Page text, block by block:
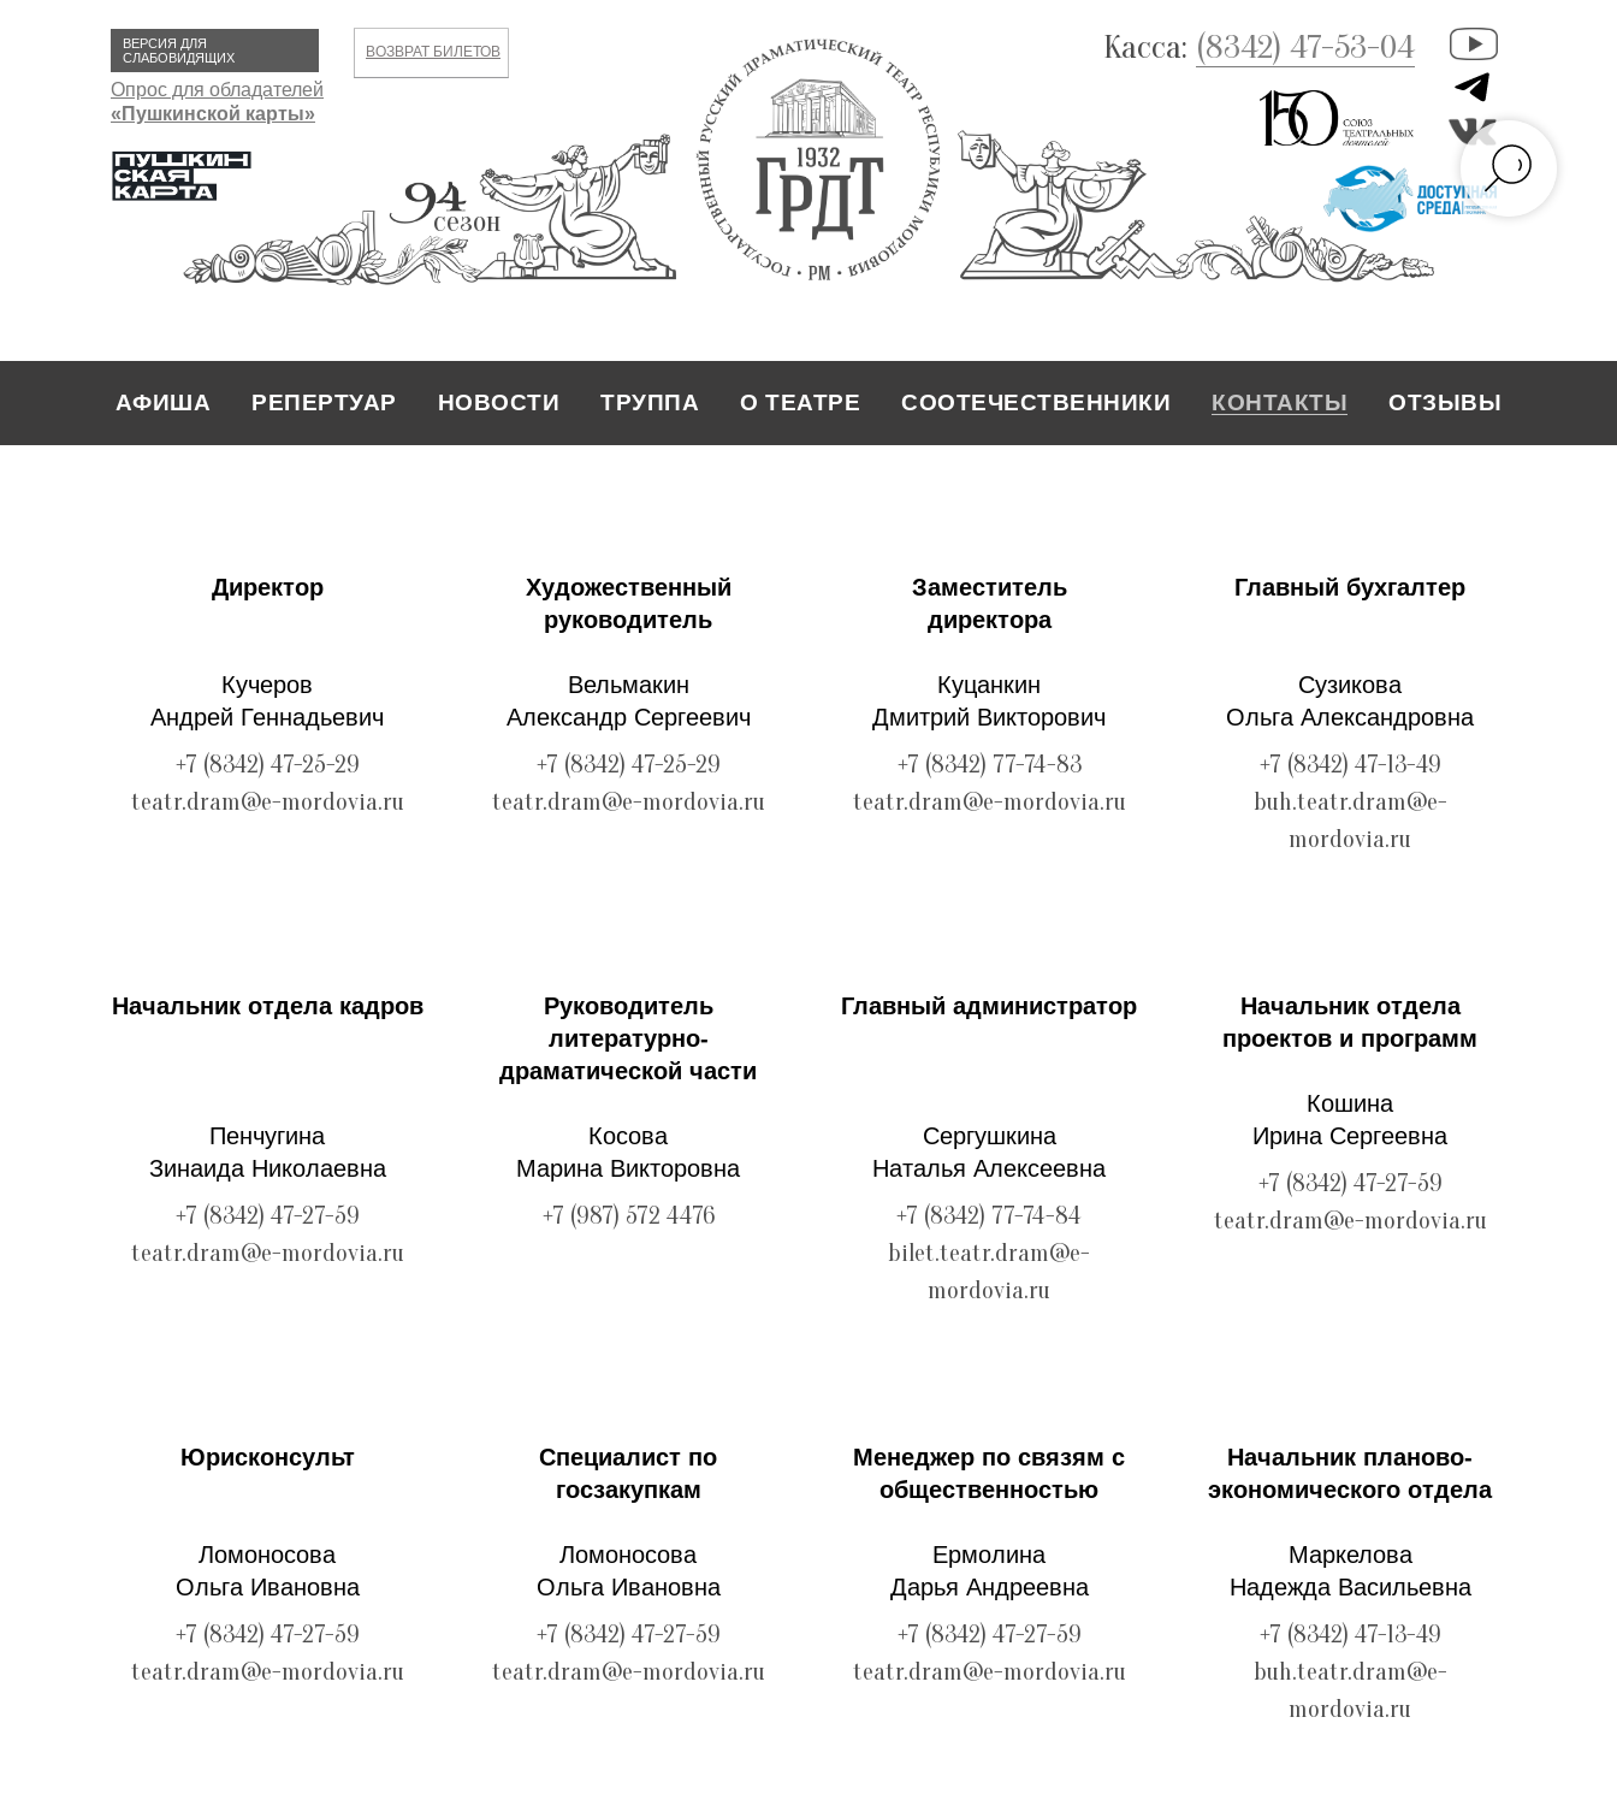
Касса: (8342) 47-53-04
ВЕРСИЯ ДЛЯ
СЛАБОВИДЯЩИХ
Опрос для обладателей
«Пушкинской карты»
ВОЗВРАТ БИЛЕТОВ
сезон
АФИША РЕПЕРТУАР НОВОСТИ ТРУППА О ТЕАТРЕ СООТЕЧЕСТВЕННИКИ КОНТАКТЫ ОТЗЫВЫ
Директор
Кучеров
Андрей Геннадьевич
+7 (8342) 47-25-29
teatr.dram@e-mordovia.ru
Художественный
руководитель
Вельмакин
Александр Сергеевич
+7 (8342) 47-25-29
teatr.dram@e-mordovia.ru
Заместитель
директора
Куцанкин
Дмитрий Викторович
+7 (8342) 77-74-83
teatr.dram@e-mordovia.ru
Главный бухгалтер
Сузикова
Ольга Александровна
+7 (8342) 47-13-49
buh.teatr.dram@e-
mordovia.ru
Начальник отдела кадров
Пенчугина
Зинаида Николаевна
+7 (8342) 47-27-59
teatr.dram@e-mordovia.ru
Руководитель
литературно-
драматической части
Косова
Марина Викторовна
+7 (987) 572 4476
Главный администратор
Сергушкина
Наталья Алексеевна
+7 (8342) 77-74-84
bilet.teatr.dram@e-
mordovia.ru
Начальник отдела
проектов и программ
Кошина
Ирина Сергеевна
+7 (8342) 47-27-59
teatr.dram@e-mordovia.ru
Юрисконсульт
Ломоносова
Ольга Ивановна
+7 (8342) 47-27-59
teatr.dram@e-mordovia.ru
Специалист по
госзакупкам
Ломоносова
Ольга Ивановна
+7 (8342) 47-27-59
teatr.dram@e-mordovia.ru
Менеджер по связям с
общественностью
Ермолина
Дарья Андреевна
+7 (8342) 47-27-59
teatr.dram@e-mordovia.ru
Начальник планово-
экономического отдела
Маркелова
Надежда Васильевна
+7 (8342) 47-13-49
buh.teatr.dram@e-
mordovia.ru